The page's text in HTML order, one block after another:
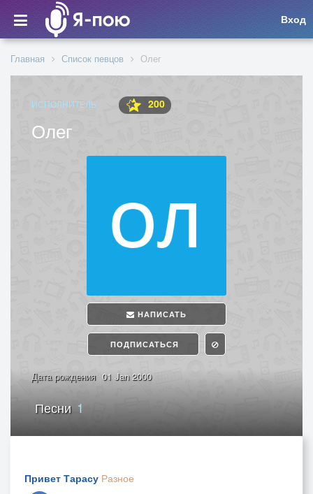
Вход
Главная Список певцов Олег
ИСПОЛНИТЕЛЬ 200
Олег
НАПИСАТЬ
ПОДПИСАТЬСЯ
Дата рождения 01 Jan 2000
Песни 1
Привет Тарасу Разное